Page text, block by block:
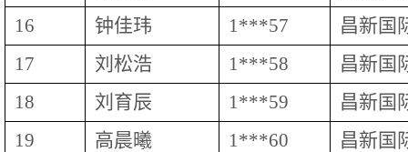
16
钟佳玮 1***57
昌新国
17
刘松浩 1***58
昌新国
18
刘育辰 1***59
昌新国
19
高晨曦 1***60
昌新国